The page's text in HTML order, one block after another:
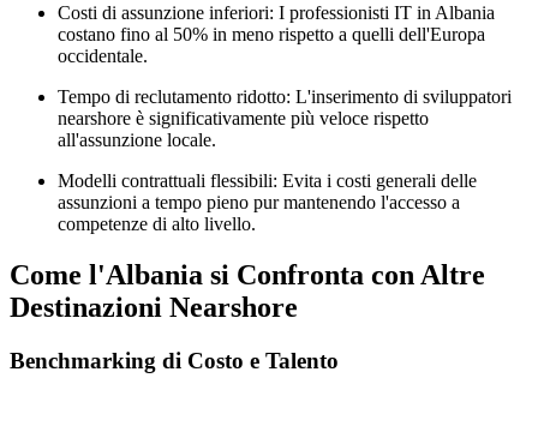
Costi di assunzione inferiori: I professionisti IT in Albania
costano fino al 50% in meno rispetto a quelli dell'Europa
occidentale.
Tempo di reclutamento ridotto: L'inserimento di sviluppatori
nearshore è significativamente più veloce rispetto
all'assunzione locale.
Modelli contrattuali flessibili: Evita i costi generali delle
assunzioni a tempo pieno pur mantenendo l'accesso a
competenze di alto livello.
Come l'Albania si Confronta con Altre
Destinazioni Nearshore
Benchmarking di Costo e Talento